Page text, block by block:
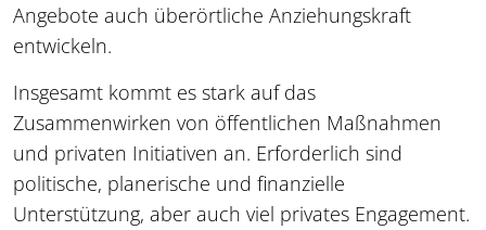
Angebote auch überörtliche Anziehungskraft
entwickeln.
Insgesamt kommt es stark auf das
Zusammenwirken von öffentlichen Maßnahmen
und privaten Initiativen an. Erforderlich sind
politische, planerische und finanzielle
Unterstützung, aber auch viel privates Engagement.